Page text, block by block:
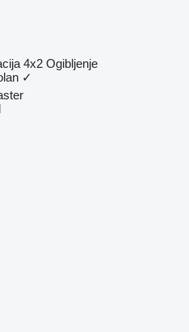
4x2 Ogibljenje
✓